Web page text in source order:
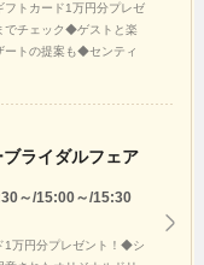
トカード1万円分プレゼ
でチェック◆ゲストと楽
ートの提案も◆センティ
ブライダルフェア
～/15:00～/15:30
1万円分プレゼント！◆シ